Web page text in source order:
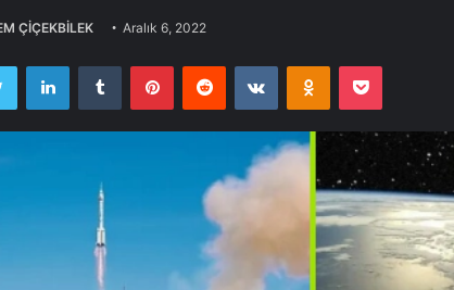
ÇİÇEKBİLEK Aralık 6, 2022
Twitter LinkedInTumblr PinterestReddit VKontakteOdnoklassniki
Pocket